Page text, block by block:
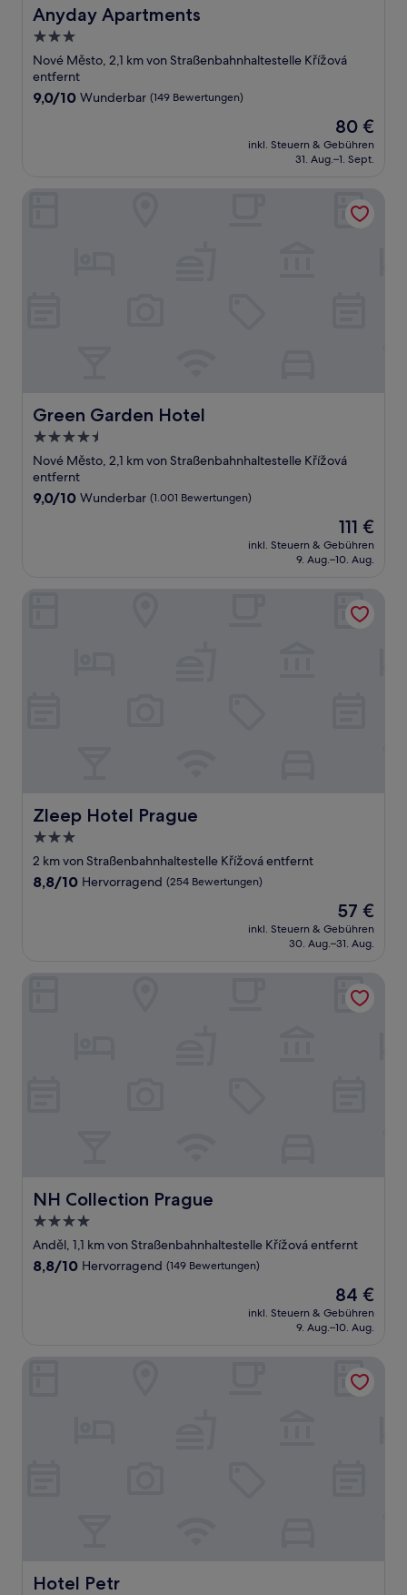
Anyday Apartments
Anyday Apartments
3.0-
Sterne-
Unterkunft
Nové Město, 2,1 km von Straßenbahnhaltestelle Křížová
entfernt
9.0
9,0/10 Wunderbar (149 Bewertungen)
Der
Preis
beträgt
80 €
inkl. Steuern & Gebühren
31. Aug.–1. Sept.
Green Garden Hotel
Green Garden Hotel
4.5-
Sterne-
Unterkunft
Nové Město, 2,1 km von Straßenbahnhaltestelle Křížová
entfernt
9.0
9,0/10 Wunderbar (1.001 Bewertungen)
Der
Preis
beträgt
111 €
inkl. Steuern & Gebühren
9. Aug.–10. Aug.
Zleep Hotel Prague
Zleep Hotel Prague
3.0-
Sterne-
Unterkunft
2 km von Straßenbahnhaltestelle Křížová entfernt
8.8
8,8/10 Hervorragend (254 Bewertungen)
Der
Preis
beträgt
57 €
inkl. Steuern & Gebühren
30. Aug.–31. Aug.
NH Collection Prague
NH Collection Prague
4.0-
Sterne-
Unterkunft
Anděl, 1,1 km von Straßenbahnhaltestelle Křížová entfernt
8.8
8,8/10 Hervorragend (149 Bewertungen)
Der
Preis
beträgt
84 €
inkl. Steuern & Gebühren
9. Aug.–10. Aug.
Hotel Petr
Hotel Petr